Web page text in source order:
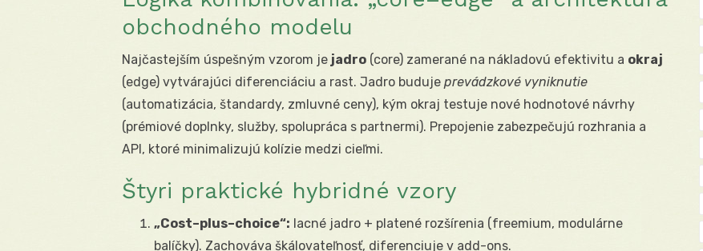
obchodného modelu
Najčastejším úspešným vzorom je jadro (core) zamerané na nákladovú efektivitu a okraj
(edge) vytvárajúci diferenciáciu a rast. Jadro buduje prevádzkové vyniknutie
(automatizácia, štandardy, zmluvné ceny), kým okraj testuje nové hodnotové návrhy
(prémiové doplnky, služby, spolupráca s partnermi). Prepojenie zabezpečujú rozhrania a
API, ktoré minimalizujú kolízie medzi cieľmi.
Štyri praktické hybridné vzory
„Cost–plus–choice“: lacné jadro + platené rozšírenia (freemium, modulárne
balíčky). Zachováva škálovateľnosť, diferenciuje v add-ons.